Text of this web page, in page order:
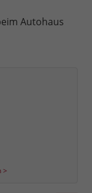
Autohaus
>